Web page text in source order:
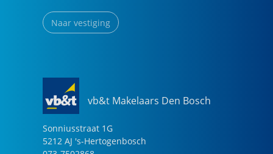
Naar vestiging
vb&t Makelaars Den Bosch
Sonniusstraat 1G
5212 AJ 's-Hertogenbosch